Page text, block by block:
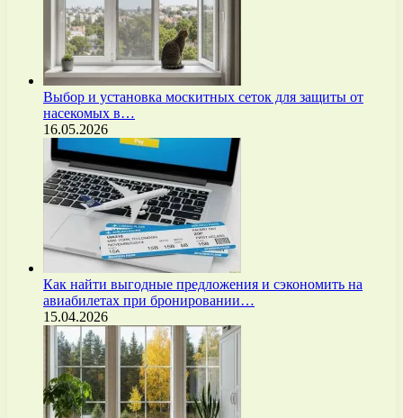
Выбор и установка москитных сеток для защиты от
насекомых в…
16.05.2026
Как найти выгодные предложения и сэкономить на
авиабилетах при бронировании…
15.04.2026